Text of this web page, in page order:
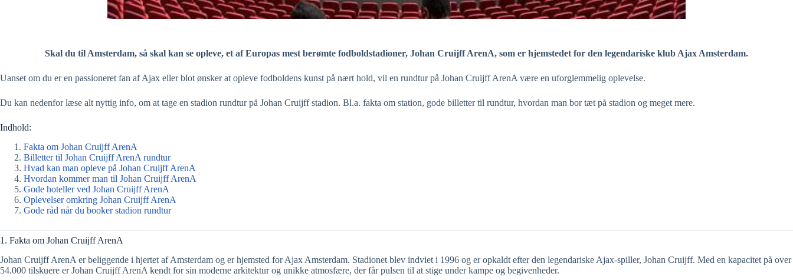
Skal du til Amsterdam, så skal kan se opleve, et af Europas mest berømte fodboldstadioner, Johan Cruijff ArenA, som er hjemstedet for den legendariske klub Ajax Amsterdam.
Uanset om du er en passioneret fan af Ajax eller blot ønsker at opleve fodboldens kunst på nært hold, vil en rundtur på Johan Cruijff ArenA være en uforglemmelig oplevelse.
Du kan nedenfor læse alt nyttig info, om at tage en stadion rundtur på Johan Cruijff stadion. Bl.a. fakta om station, gode billetter til rundtur, hvordan man bor tæt på stadion og meget mere.
Indhold:
Fakta om Johan Cruijff ArenA
Billetter til Johan Cruijff ArenA rundtur
Hvad kan man opleve på Johan Cruijff ArenA
Hvordan kommer man til Johan Cruijff ArenA
Gode hoteller ved Johan Cruijff ArenA
Oplevelser omkring Johan Cruijff ArenA
Gode råd når du booker stadion rundtur
1. Fakta om Johan Cruijff ArenA
Johan Cruijff ArenA er beliggende i hjertet af Amsterdam og er hjemsted for Ajax Amsterdam. Stadionet blev indviet i 1996 og er opkaldt efter den legendariske Ajax-spiller, Johan Cruijff. Med en kapacitet på over
54.000 tilskuere er Johan Cruijff ArenA kendt for sin moderne arkitektur og unikke atmosfære, der får pulsen til at stige under kampe og begivenheder.